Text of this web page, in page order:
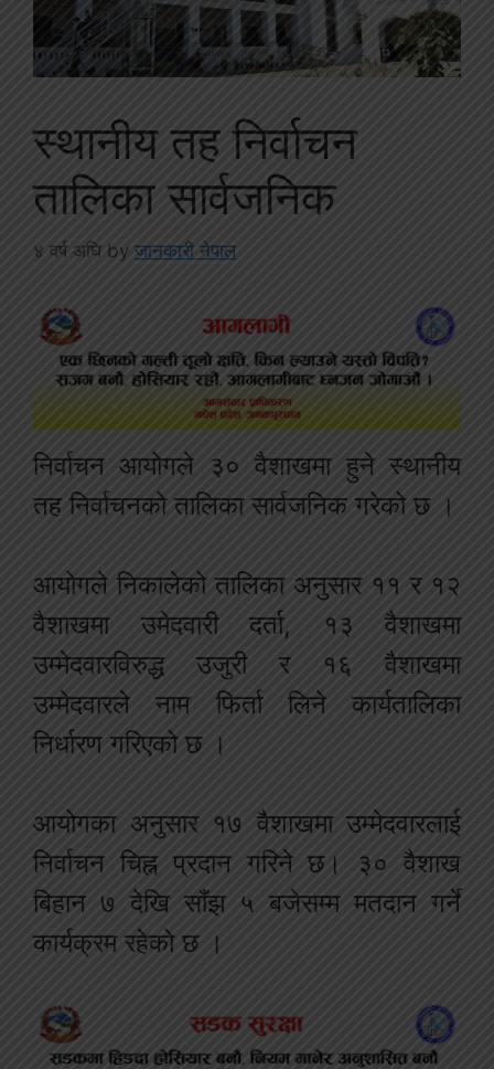
स्थानीय तह निर्वाचन
तालिका सार्वजनिक
४ वर्ष अघि by जानकारी नेपाल
निर्वाचन आयोगले ३० वैशाखमा हुने स्थानीय
तह निर्वाचनको तालिका सार्वजनिक गरेको छ ।
आयोगले निकालेको तालिका अनुसार ११ र १२
वैशाखमा उमेदवारी दर्ता, १३ वैशाखमा
उम्मेदवारविरुद्ध उजुरी र १६ वैशाखमा
उम्मेदवारले नाम फिर्ता लिने कार्यतालिका
निर्धारण गरिएको छ ।
आयोगका अनुसार १७ वैशाखमा उम्मेदवारलाई
निर्वाचन चिह्न प्रदान गरिने छ। ३० वैशाख
बिहान ७ देखि साँझ ५ बजेसम्म मतदान गर्ने
कार्यक्रम रहेको छ ।